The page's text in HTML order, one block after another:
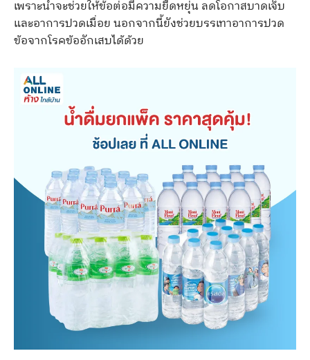
เพราะน้ำจะช่วยให้ข้อต่อมีความยืดหยุ่น ลดโอกาสบาดเจ็บ
และอาการปวดเมื่อย นอกจากนี้ยังช่วยบรรเทาอาการปวด
ข้อจากโรคข้ออักเสบได้ด้วย